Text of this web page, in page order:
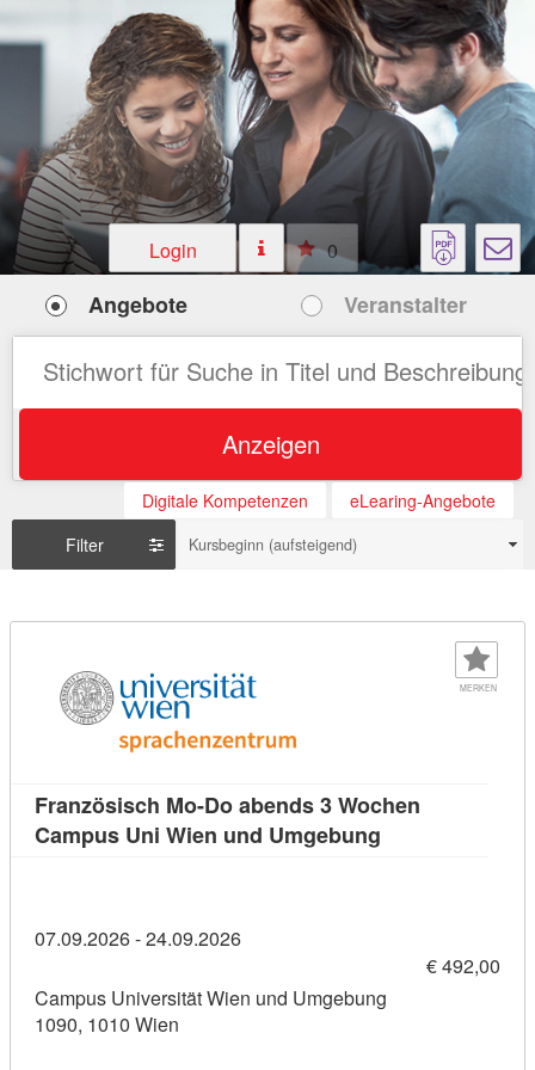
Login 0
Angebote Veranstalter
Anzeigen
Digitale Kompetenzen
eLearing-Angebote
Filter
Kursbeginn (aufsteigend)
MERKEN
Französisch Mo-Do abends 3 Wochen
Campus Uni Wien und Umgebung
07.09.2026 - 24.09.2026
€ 492,00
Campus Universität Wien und Umgebung
1090, 1010 Wien